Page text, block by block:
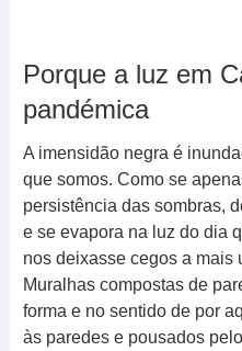
Porque a luz em
pandémica
A imensidão negra é
que somos. Como se
persistência das sombras,
e se evapora na luz do dia
nos deixasse cegos a mais
Muralhas compostas de
forma e no sentido de por
às paredes e pousados